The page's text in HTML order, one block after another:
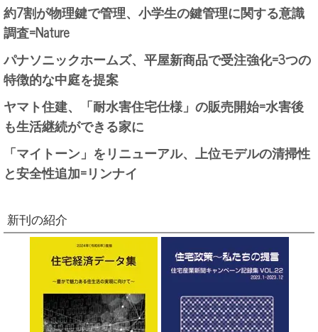
約7割が物理鍵で管理、小学生の鍵管理に関する意識
調査=Nature
パナソニックホームズ、平屋新商品で受注強化=3つの
特徴的な中庭を提案
ヤマト住建、「耐水害住宅仕様」の販売開始=水害後
も生活継続ができる家に
「マイトーン」をリニューアル、上位モデルの清掃性
と安全性追加=リンナイ
新刊の紹介